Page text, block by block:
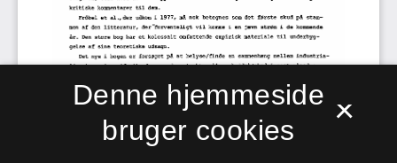
×
Denne hjemmeside
bruger cookies